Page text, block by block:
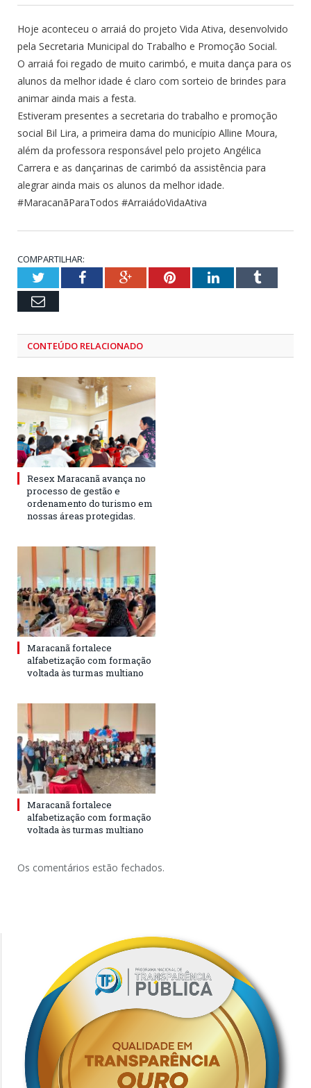
Hoje aconteceu o arraiá do projeto Vida Ativa, desenvolvido
pela Secretaria Municipal do Trabalho e Promoção Social.
O arraiá foi regado de muito carimbó, e muita dança para os
alunos da melhor idade é claro com sorteio de brindes para
animar ainda mais a festa.
Estiveram presentes a secretaria do trabalho e promoção
social Bil Lira, a primeira dama do município Alline Moura,
além da professora responsável pelo projeto Angélica
Carrera e as dançarinas de carimbó da assistência para
alegrar ainda mais os alunos da melhor idade.
#MaracanãParaTodos #ArraiádoVidaAtiva
COMPARTILHAR:
TwitterFacebookGoogle+PinterestLinkedInTumblr
Email
CONTEÚDO RELACIONADO
Resex Maracanã avança no
processo de gestão e
ordenamento do turismo em
nossas áreas protegidas.
Maracanã fortalece
alfabetização com formação
voltada às turmas multiano
Maracanã fortalece
alfabetização com formação
voltada às turmas multiano
Os comentários estão fechados.